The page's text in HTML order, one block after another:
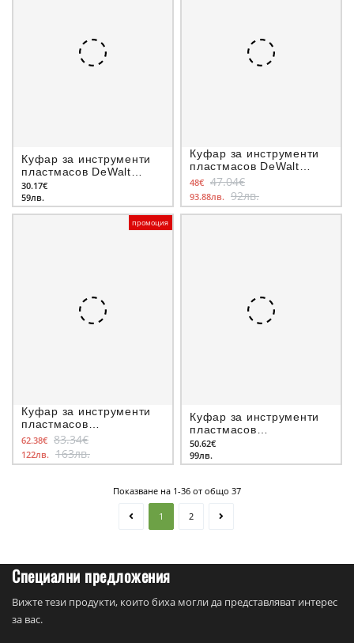
Куфар за инструменти
пластмасов DeWalt
DWST1-71228
30.17€
59лв.
Куфар за инструменти
пластмасов DeWalt
DWST1-70705
48€ 47.04€
93.88лв. 92лв.
промоция
Куфар за инструменти
пластмасов
550х336х308 мм, Dewalt
Toughsystem DS300
62.38€ 83.34€
122лв. 163лв.
Куфар за инструменти
пластмасов
530х336х158 мм, Dewalt
Toughtsystem DS150
50.62€
99лв.
Показване на 1-36 от общо 37
1 2
Специални предложения
Вижте тези продукти, които биха могли да представляват интерес
за вас.